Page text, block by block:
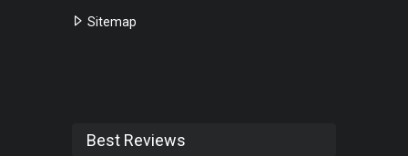
Sitemap
Best Reviews